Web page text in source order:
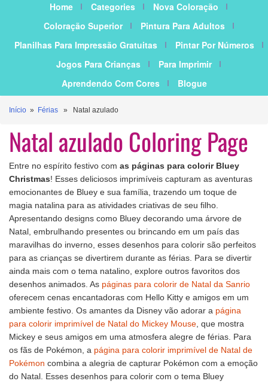
Home Categories
Nova Coloração
Coloração Superior
Pintura Para Adultos
Planilhas Para Impressão Gratuitas
Pintar Por Números
Jogos Para Crianças
Para Imprimir
Aprendendo Com Cores
Blogue
Início » Férias » Natal azulado
Natal azulado Coloring Page
Entre no espírito festivo com as páginas para colorir Bluey
Christmas! Esses deliciosos imprimíveis capturam as aventuras
emocionantes de Bluey e sua família, trazendo um toque de
magia natalina para as atividades criativas de seu filho.
Apresentando designs como Bluey decorando uma árvore de
Natal, embrulhando presentes ou brincando em um país das
maravilhas do inverno, esses desenhos para colorir são perfeitos
para as crianças se divertirem durante as férias. Para se divertir
ainda mais com o tema natalino, explore outros favoritos dos
desenhos animados. As páginas para colorir de Natal da Sanrio
oferecem cenas encantadoras com Hello Kitty e amigos em um
ambiente festivo. Os amantes da Disney vão adorar a página
para colorir imprimível de Natal do Mickey Mouse , que mostra
Mickey e seus amigos em uma atmosfera alegre de férias. Para
os fãs de Pokémon, a página para colorir imprimível de Natal de
Pokémon combina a alegria de capturar Pokémon com a emoção
do Natal. Esses desenhos para colorir com o tema Bluey